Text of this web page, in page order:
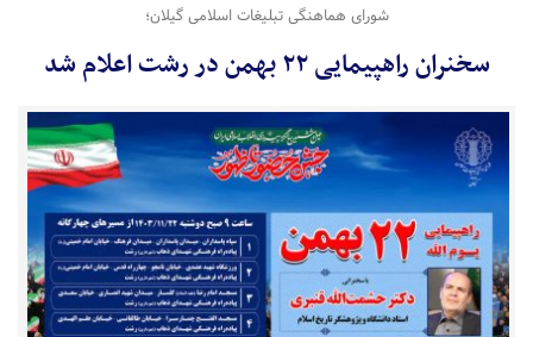
شورای هماهنگی تبلیغات اسلامی گیلان؛
سخنران راهپیمایی ۲۲ بهمن در رشت اعلام شد